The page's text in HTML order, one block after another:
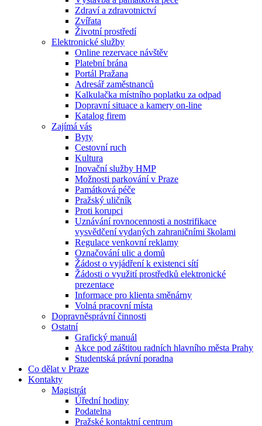
Zdraví a zdravotnictví
Zvířata
Životní prostředí
Elektronické služby
Online rezervace návštěv
Platební brána
Portál Pražana
Adresář zaměstnanců
Kalkulačka místního poplatku za odpad
Dopravní situace a kamery on-line
Katalog firem
Zajímá vás
Byty
Cestovní ruch
Kultura
Inovační služby HMP
Možnosti parkování v Praze
Památková péče
Pražský uličník
Proti korupci
Uznávání rovnocennosti a nostrifikace
vysvědčení vydaných zahraničními školami
Regulace venkovní reklamy
Označování ulic a domů
Žádost o vyjádření k existenci sítí
Žádosti o využití prostředků elektronické
prezentace
Informace pro klienta směnárny
Volná pracovní místa
Dopravněsprávní činnosti
Ostatní
Grafický manuál
Akce pod záštitou radních hlavního města Prahy
Studentská právní poradna
Co dělat v Praze
Kontakty
Magistrát
Úřední hodiny
Podatelna
Pražské kontaktní centrum